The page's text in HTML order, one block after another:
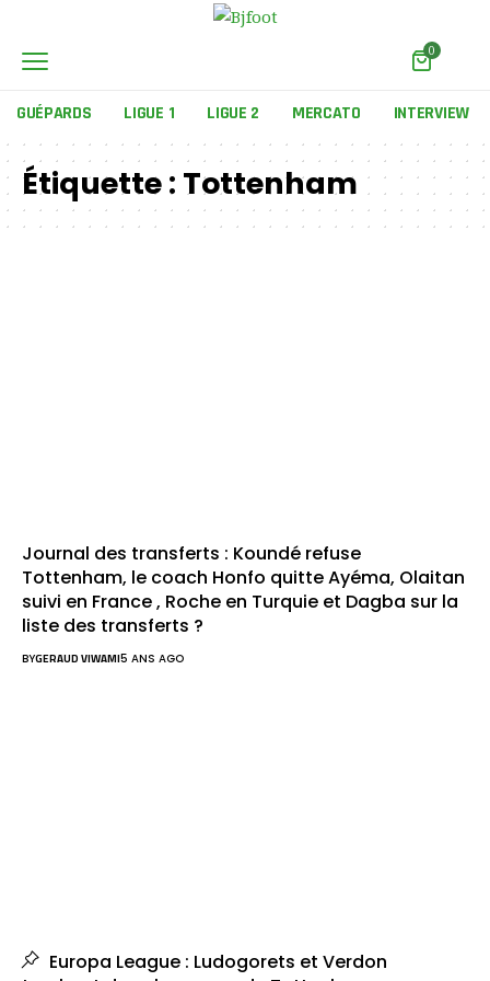
0
GUÉPARDS LIGUE 1 LIGUE 2 MERCATO INTERVIEW
Étiquette : Tottenham
Journal des transferts : Koundé refuse
Tottenham, le coach Honfo quitte Ayéma, Olaitan
suivi en France , Roche en Turquie et Dagba sur la
liste des transferts ?
BYGERAUD VIWAMI5 ANS AGO
Europa League : Ludogorets et Verdon